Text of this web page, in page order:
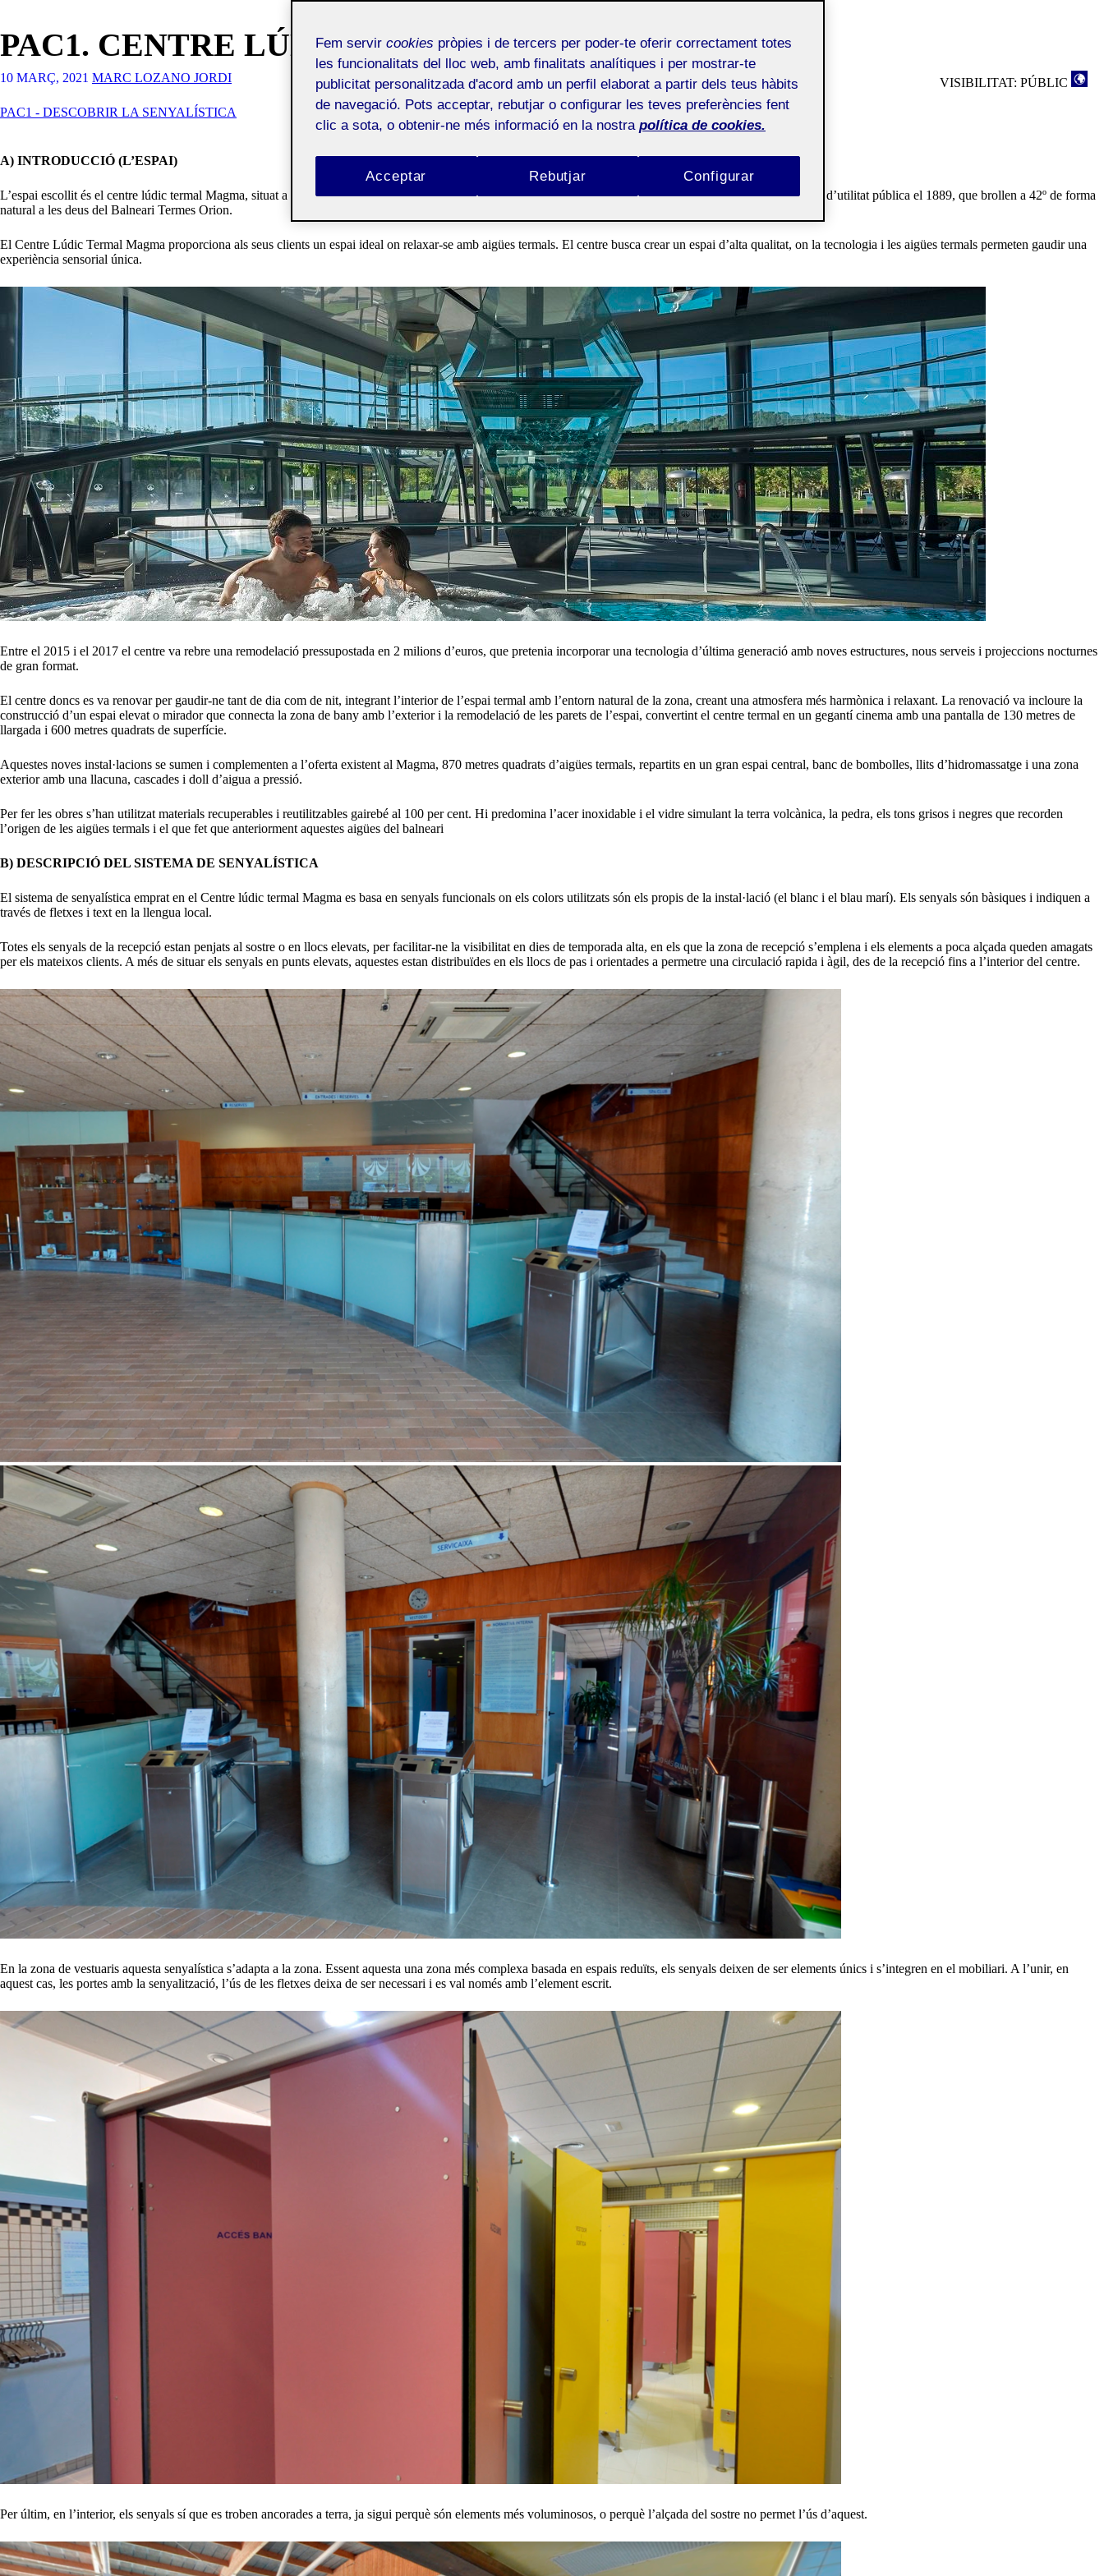
PAC1. CENTRE LÚDIC TERMAL MAGMA
10 MARÇ, 2021 MARC LOZANO JORDI VISIBILITAT: PÚBLIC
PAC1 - DESCOBRIR LA SENYALÍSTICA
A) INTRODUCCIÓ (L’ESPAI)
L’espai escollit és el centre lúdic termal Magma, situat a Santa Coloma de Farners, Girona. L’espai gaudeix d’unes aigües termals-mineromedicinals, declarades d’utilitat pública el 1889, que brollen a 42º de forma
natural a les deus del Balneari Termes Orion.
El Centre Lúdic Termal Magma proporciona als seus clients un espai ideal on relaxar-se amb aigües termals. El centre busca crear un espai d’alta qualitat, on la tecnologia i les aigües termals permeten gaudir una
experiència sensorial única.
Entre el 2015 i el 2017 el centre va rebre una remodelació pressupostada en 2 milions d’euros, que pretenia incorporar una tecnologia d’última generació amb noves estructures, nous serveis i projeccions nocturnes
de gran format.
El centre doncs es va renovar per gaudir-ne tant de dia com de nit, integrant l’interior de l’espai termal amb l’entorn natural de la zona, creant una atmosfera més harmònica i relaxant. La renovació va incloure la
construcció d’un espai elevat o mirador que connecta la zona de bany amb l’exterior i la remodelació de les parets de l’espai, convertint el centre termal en un gegantí cinema amb una pantalla de 130 metres de
llargada i 600 metres quadrats de superfície.
Aquestes noves instal·lacions se sumen i complementen a l’oferta existent al Magma, 870 metres quadrats d’aigües termals, repartits en un gran espai central, banc de bombolles, llits d’hidromassatge i una zona
exterior amb una llacuna, cascades i doll d’aigua a pressió.
Per fer les obres s’han utilitzat materials recuperables i reutilitzables gairebé al 100 per cent. Hi predomina l’acer inoxidable i el vidre simulant la terra volcànica, la pedra, els tons grisos i negres que recorden
l’origen de les aigües termals i el que fet que anteriorment aquestes aigües del balneari
B) DESCRIPCIÓ DEL SISTEMA DE SENYALÍSTICA
El sistema de senyalística emprat en el Centre lúdic termal Magma es basa en senyals funcionals on els colors utilitzats són els propis de la instal·lació (el blanc i el blau marí). Els senyals són bàsiques i indiquen a
través de fletxes i text en la llengua local.
Totes els senyals de la recepció estan penjats al sostre o en llocs elevats, per facilitar-ne la visibilitat en dies de temporada alta, en els que la zona de recepció s’emplena i els elements a poca alçada queden amagats
per els mateixos clients. A més de situar els senyals en punts elevats, aquestes estan distribuïdes en els llocs de pas i orientades a permetre una circulació rapida i àgil, des de la recepció fins a l’interior del centre.
En la zona de vestuaris aquesta senyalística s’adapta a la zona. Essent aquesta una zona més complexa basada en espais reduïts, els senyals deixen de ser elements únics i s’integren en el mobiliari. A l’unir, en
aquest cas, les portes amb la senyalització, l’ús de les fletxes deixa de ser necessari i es val només amb l’element escrit.
Per últim, en l’interior, els senyals sí que es troben ancorades a terra, ja sigui perquè són elements més voluminosos, o perquè l’alçada del sostre no permet l’ús d’aquest.
Fem servir cookies pròpies i de tercers per poder-te oferir correctament totes
les funcionalitats del lloc web, amb finalitats analítiques i per mostrar-te
publicitat personalitzada d'acord amb un perfil elaborat a partir dels teus hàbits
de navegació. Pots acceptar, rebutjar o configurar les teves preferències fent
clic a sota, o obtenir-ne més informació en la nostra política de cookies.
Rebutjar
Acceptar Configurar